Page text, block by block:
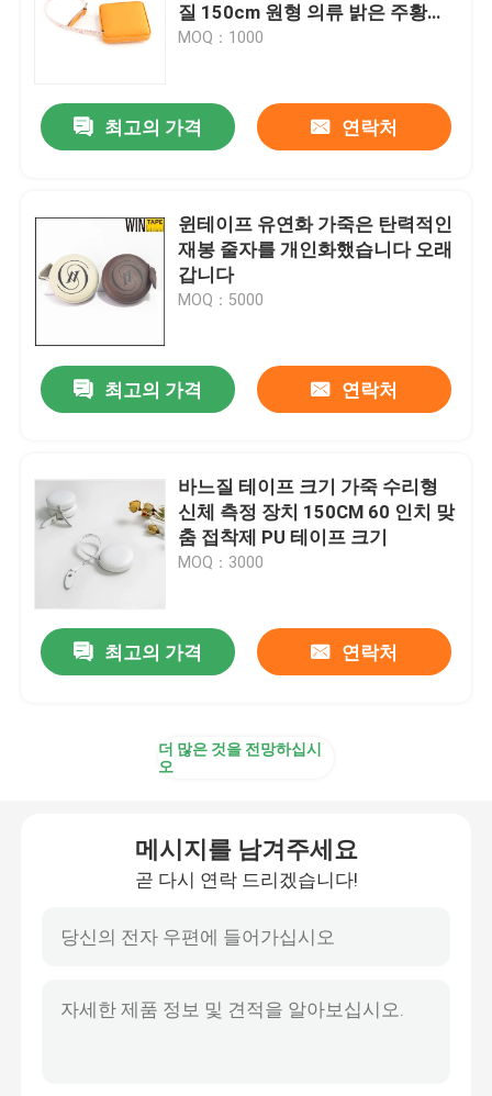
제품
질 150cm 원형 의류 밝은 주황색
측정 테이프
MOQ：1000
최고의 가격 연락처
윈테이프 유연화 가죽은 탄력적인
재봉 줄자를 개인화했습니다 오래
갑니다
MOQ：5000
최고의 가격 연락처
바느질 테이프 크기 가죽 수리형
신체 측정 장치 150CM 60 인치 맞
춤 접착제 PU 테이프 크기
MOQ：3000
최고의 가격 연락처
더 많은 것을 전망하십시
오
메시지를 남겨주세요
곧 다시 연락 드리겠습니다!